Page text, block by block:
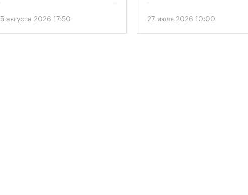
от 5 августа 2026 года. Документ
подход к определению
необходимого количества
5 августа 2026 17:50
1956 года. И главным
стало открытие Большой
спортивной арены
27 июля 2026 10:00